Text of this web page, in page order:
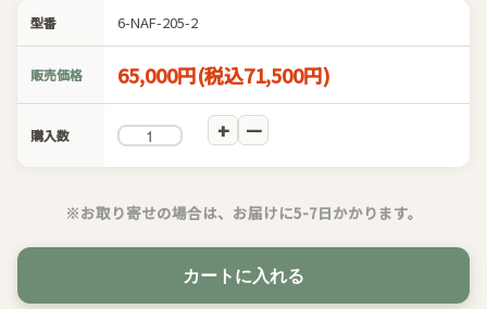
型番 6-NAF-205-2
販売価格 65,000円(税込71,500円)
購入数
※お取り寄せの場合は、お届けに5-7日かかります。
カートに入れる